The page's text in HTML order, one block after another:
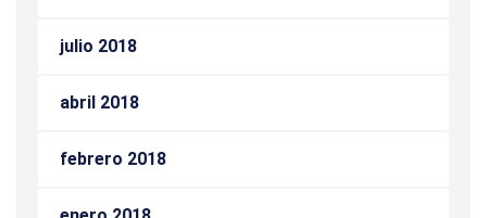
julio 2018
abril 2018
febrero 2018